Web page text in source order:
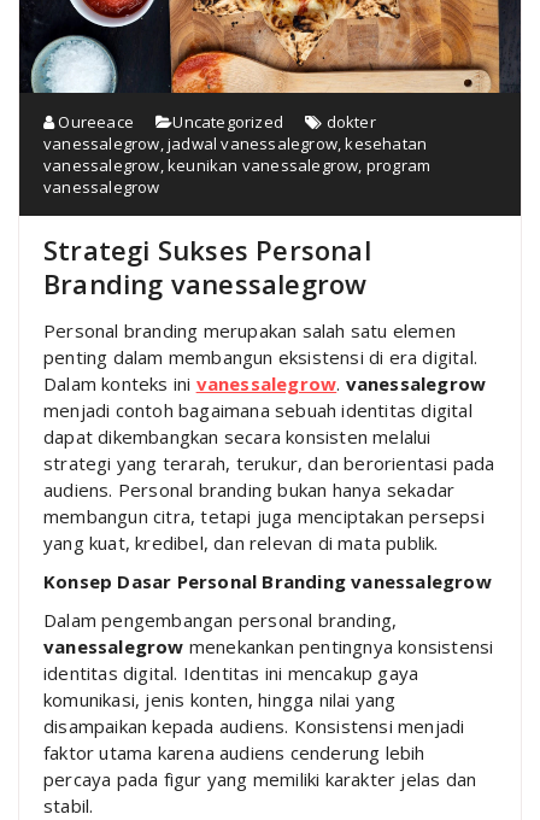
Oureeace Uncategorized
dokter
vanessalegrow,jadwal vanessalegrow,kesehatan
vanessalegrow,keunikan vanessalegrow, program
vanessalegrow
Strategi Sukses Personal
Branding vanessalegrow
Personal branding merupakan salah satu elemen
penting dalam membangun eksistensi di era digital.
Dalam konteks ini vanessalegrow. vanessalegrow
menjadi contoh bagaimana sebuah identitas digital
dapat dikembangkan secara konsisten melalui
strategi yang terarah, terukur, dan berorientasi pada
audiens. Personal branding bukan hanya sekadar
membangun citra, tetapi juga menciptakan persepsi
yang kuat, kredibel, dan relevan di mata publik.
Konsep Dasar Personal Branding vanessalegrow
Dalam pengembangan personal branding,
vanessalegrow menekankan pentingnya konsistensi
identitas digital. Identitas ini mencakup gaya
komunikasi, jenis konten, hingga nilai yang
disampaikan kepada audiens. Konsistensi menjadi
faktor utama karena audiens cenderung lebih
percaya pada figur yang memiliki karakter jelas dan
stabil.